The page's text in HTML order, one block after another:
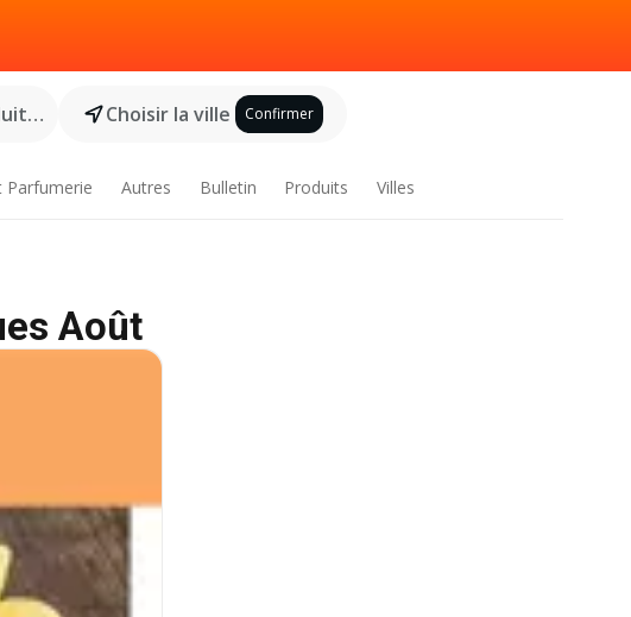
Choisir la ville Confirmer
Parfumerie Autres Bulletin Produits Villes
Août